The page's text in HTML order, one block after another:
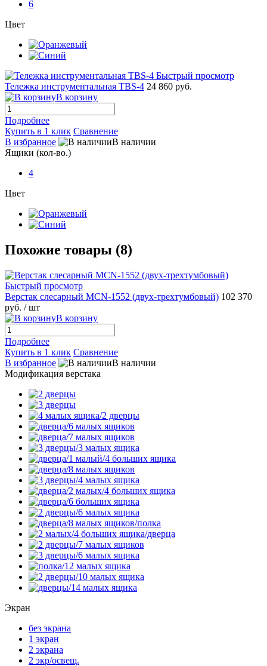
6
Цвет
Быстрый просмотр
Тележка инструментальная TBS-4 24 860 руб.
В корзину
Подробнее
Купить в 1 клик Сравнение
В избранное
В наличии
Ящики (кол-во.)
4
Цвет
Похожие товары (8)
Быстрый просмотр
Верстак слесарный MCN-1552 (двух-трехтумбовый) 102 370
руб. / шт
В корзину
Подробнее
Купить в 1 клик Сравнение
В избранное
В наличии
Модификация верстака
Экран
без экрана
1 экран
2 экрана
2 экр/освещ.